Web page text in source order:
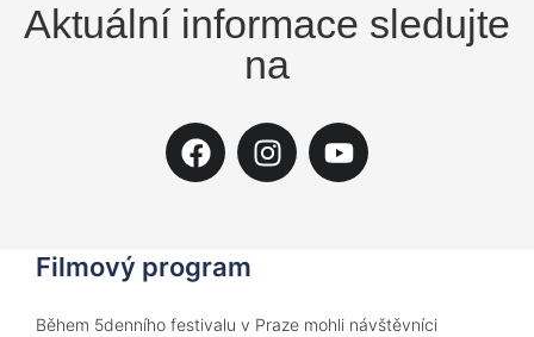
Aktuální informace sledujte
na
Filmový program
Během 5denního festivalu v Praze mohli návštěvníci